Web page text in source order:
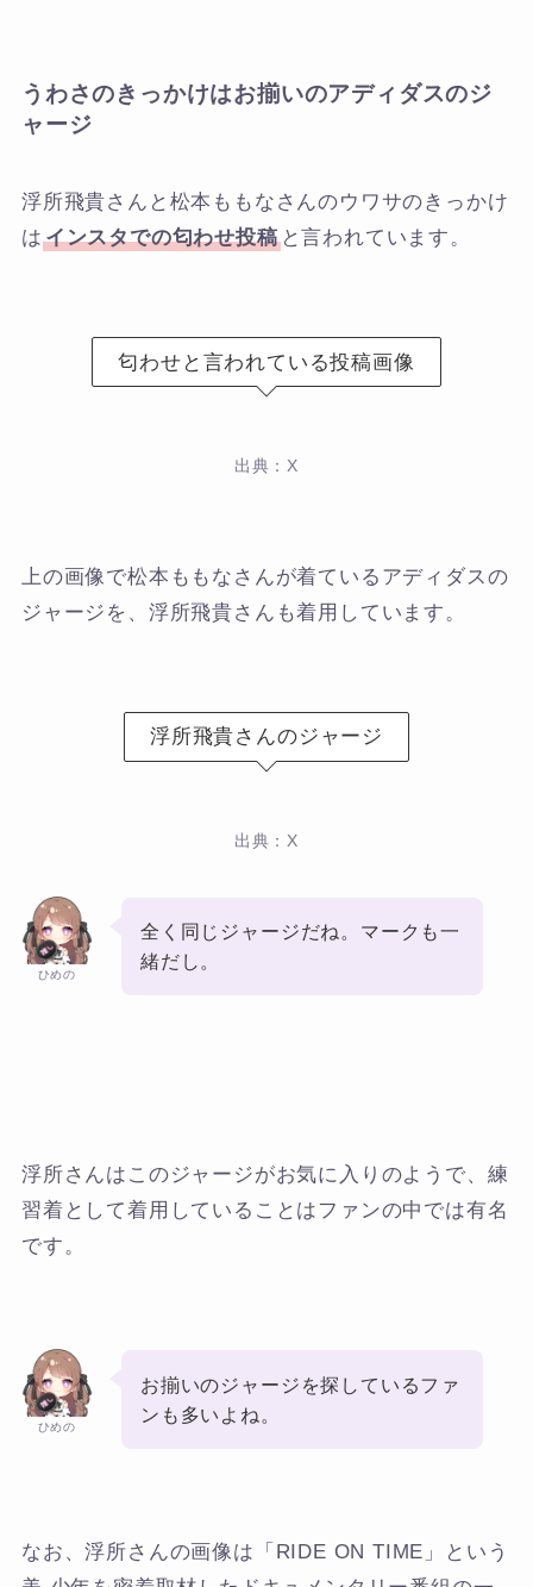
うわさのきっかけはお揃いのアディダスのジ
ャージ
浮所飛貴さんと松本ももなさんのウワサのきっかけ
はインスタでの匂わせ投稿と言われています。
匂わせと言われている投稿画像
出典：X
上の画像で松本ももなさんが着ているアディダスの
ジャージを、浮所飛貴さんも着用しています。
浮所飛貴さんのジャージ
出典：X
ひめの
全く同じジャージだね。マークも一
緒だし。
浮所さんはこのジャージがお気に入りのようで、練
習着として着用していることはファンの中では有名
です。
ひめの
お揃いのジャージを探しているファ
ンも多いよね。
なお、浮所さんの画像は「RIDE ON TIME」という